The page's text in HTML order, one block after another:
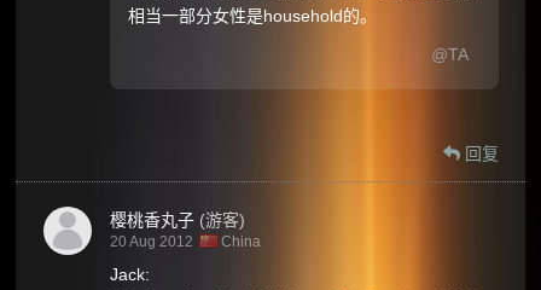
相当一部分女性是household的。
@TA
回复
樱桃香丸子 (游客)
20 Aug 2012 China
Jack: